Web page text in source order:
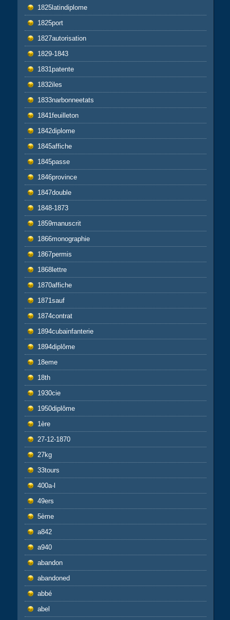
1825latindiplome
1825port
1827autorisation
1829-1843
1831patente
1832iles
1833narbonneetats
1841feuilleton
1842diplome
1845affiche
1845passe
1846province
1847double
1848-1873
1859manuscrit
1866monographie
1867permis
1868lettre
1870affiche
1871sauf
1874contrat
1894cubainfanterie
1894diplôme
18eme
18th
1930cie
1950diplôme
1ère
27-12-1870
27kg
33tours
400a-l
49ers
5ème
a842
a940
abandon
abandoned
abbé
abel